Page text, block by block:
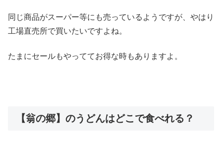
同じ商品がスーパー等にも売っているようですが、やはり
工場直売所で買いたいですよね。
たまにセールもやっててお得な時もありますよ。
【翁の郷】のうどんはどこで食べれる？